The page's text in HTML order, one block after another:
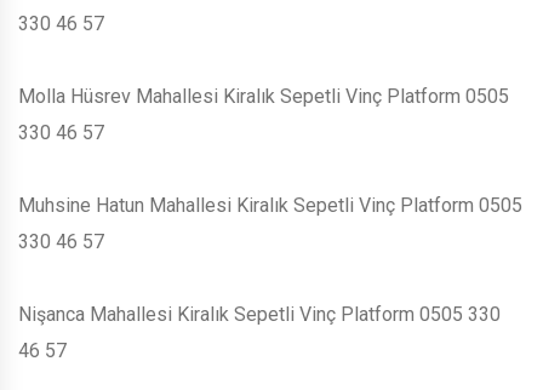
330 46 57
Molla Hüsrev Mahallesi Kiralık Sepetli Vinç Platform 0505
330 46 57
Muhsine Hatun Mahallesi Kiralık Sepetli Vinç Platform 0505
330 46 57
Nişanca Mahallesi Kiralık Sepetli Vinç Platform 0505 330
46 57